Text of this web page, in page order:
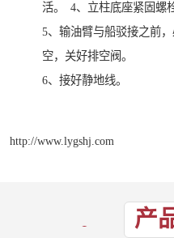
活。 4、立柱底座紧固螺
5、输油臂与船驳接之前
空，关好排空阀。
6、接好静地线。
http://www.lygshj.com
产